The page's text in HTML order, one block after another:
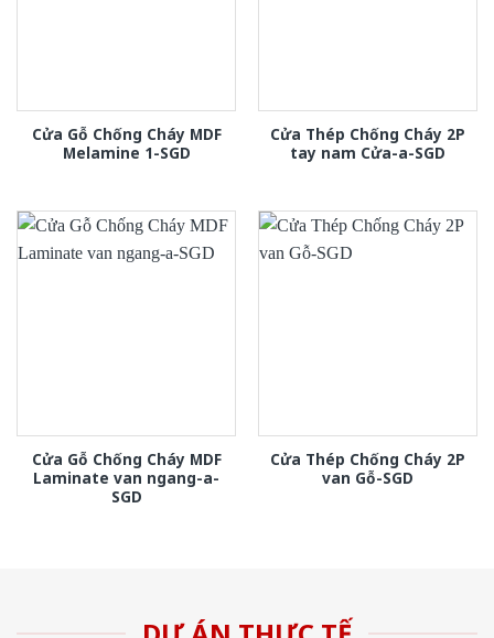
Cửa Gỗ Chống Cháy MDF
Melamine 1-SGD
Cửa Thép Chống Cháy 2P
tay nam Cửa-a-SGD
Cửa Gỗ Chống Cháy MDF
Laminate van ngang-a-
SGD
Cửa Thép Chống Cháy 2P
van Gỗ-SGD